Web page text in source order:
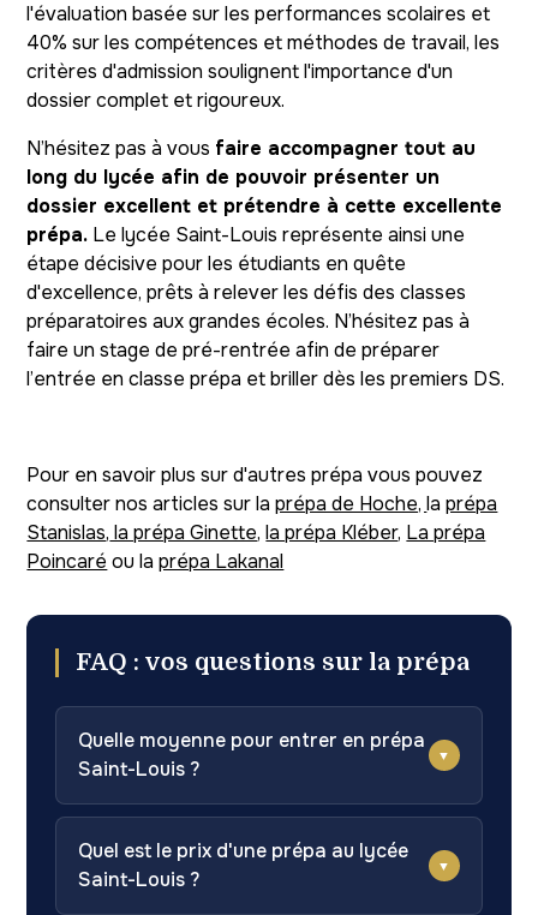
l'évaluation basée sur les performances scolaires et
40% sur les compétences et méthodes de travail, les
critères d'admission soulignent l'importance d'un
dossier complet et rigoureux.
N’hésitez pas à vous faire accompagner tout au
long du lycée afin de pouvoir présenter un
dossier excellent et prétendre à cette excellente
prépa. Le lycée Saint-Louis représente ainsi une
étape décisive pour les étudiants en quête
d'excellence, prêts à relever les défis des classes
préparatoires aux grandes écoles. N’hésitez pas à
faire un stage de pré-rentrée afin de préparer
l’entrée en classe prépa et briller dès les premiers DS.
Pour en savoir plus sur d'autres prépa vous pouvez
consulter nos articles sur laprépa de Hoche,laprépa
Stanislas, la prépa Ginette,la prépa Kléber, La prépa
Poincaré ou laprépa Lakanal
FAQ : vos questions sur la prépa
Quelle moyenne pour entrer en prépa
Saint-Louis ?
▼
‍Le jury recommande des notes de spécialité
strictement supérieures à 17/20 en
mathématiques et physique. 96 % des admis
Quel est le prix d'une prépa au lycée
Saint-Louis ?
▼